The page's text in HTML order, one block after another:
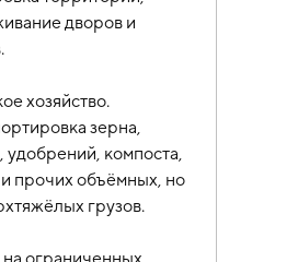
дворов и
хозяйство.
зерна,
удобрений, компоста,
и прочих объёмных, но
грузов.